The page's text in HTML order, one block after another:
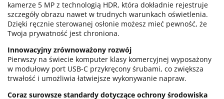
kamerze 5 MP z technologią HDR, która dokładnie rejestruje
szczegóły obrazu nawet w trudnych warunkach oświetlenia.
Dzięki ręcznie sterowanej osłonie możesz mieć pewność, że
Twoja prywatność jest chroniona.
Innowacyjny zrównoważony rozwój
Pierwszy na świecie komputer klasy komercyjnej wyposażony
w modułowy port USB-C przykręcony śrubami, co zwiększa
trwałość i umożliwia łatwiejsze wykonywanie napraw.
Coraz surowsze standardy dotyczące ochrony środowiska